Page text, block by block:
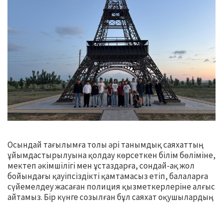
Осындай тағылымға толы әрі танымдық саяхаттың
ұйымдастырылуына қолдау көрсеткен білім бөліміне,
мектеп әкімшілігі мен ұстаздарға, сондай-ақ жол
бойындағы қауіпсіздікті қамтамасыз етіп, балаларға
сүйемелдеу жасаған полиция қызметкерлеріне алғыс
айтамыз. Бір күнге созылған бұл саяхат оқушылардың